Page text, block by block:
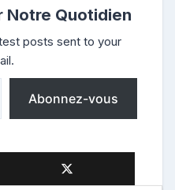
Notre Quotidien
posts sent to your
Abonnez-vous